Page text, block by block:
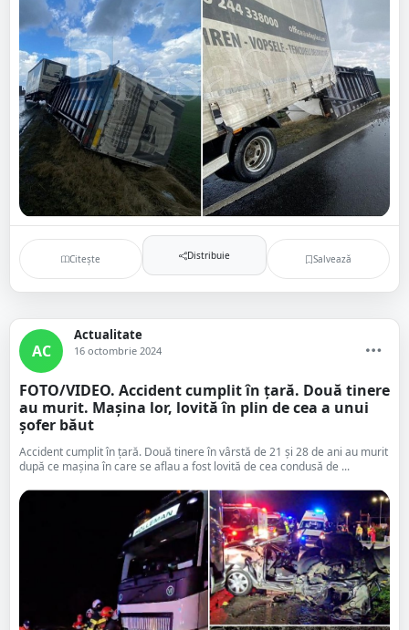
Citește Distribuie Salvează
AC
Actualitate
16 octombrie 2024
FOTO/VIDEO. Accident cumplit în țară. Două tinere
au murit. Mașina lor, lovită în plin de cea a unui
șofer băut
Accident cumplit în țară. Două tinere în vârstă de 21 și 28 de ani au murit
după ce mașina în care se aflau a fost lovită de cea condusă de ...